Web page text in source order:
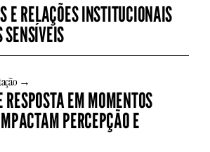
E RELAÇÕES INSTITUCIONAIS
SENSÍVEIS
→
EM MOMENTOS
PERCEPÇÃO E